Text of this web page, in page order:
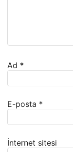
Ad *
E-posta *
İnternet sitesi